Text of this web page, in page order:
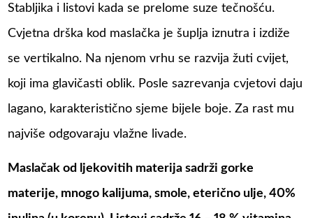
Stabljika i listovi kada se prelome suze tečnošću.
Cvjetna drška kod maslačka je šuplja iznutra i izdiže
se vertikalno. Na njenom vrhu se razvija žuti cvijet,
koji ima glavičasti oblik. Posle sazrevanja cvjetovi daju
lagano, karakteristično sjeme bijele boje. Za rast mu
najviše odgovaraju vlažne livade.
Maslačak od ljekovitih materija sadrži gorke
materije, mnogo kalijuma, smole, eterično ulje, 40%